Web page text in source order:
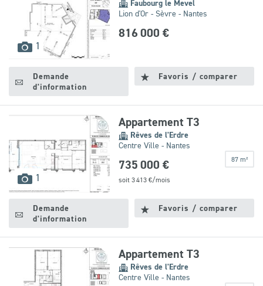
1 images
disponibles
Faubourg le Mevel
Lion d'Or - Sèvre - Nantes
816 000 €
Demande
d'information
Favoris / comparer
1
disponibles
Appartement T3
Rêves de l'Erdre
Centre Ville - Nantes
87 m²
735 000 €
soit 3 413€/mois
Demande
d'information
Favoris / comparer
Appartement T3
Rêves de l'Erdre
Centre Ville - Nantes